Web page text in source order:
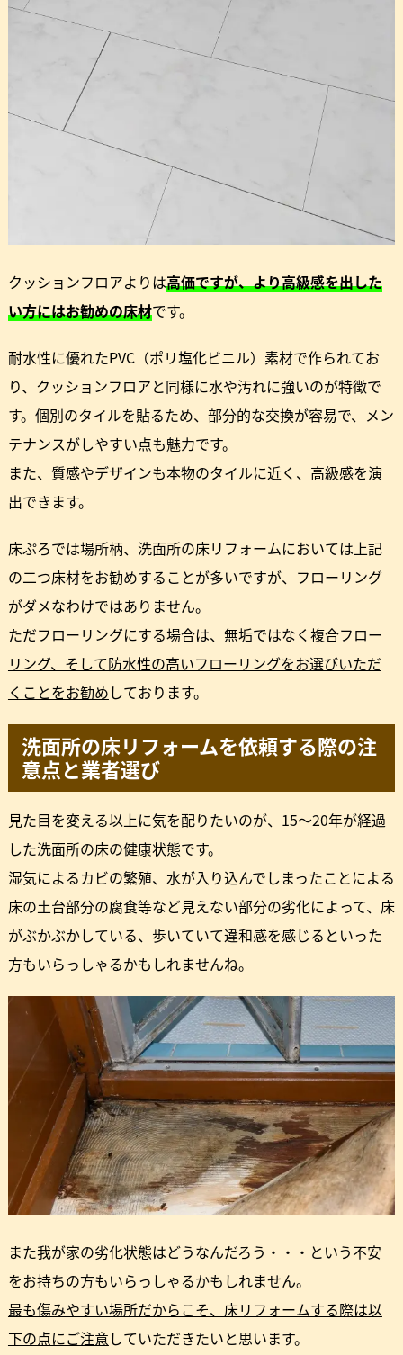
クッションフロアよりは高価ですが、より高級感を出した
い方にはお勧めの床材です。
耐水性に優れたPVC（ポリ塩化ビニル）素材で作られてお
り、クッションフロアと同様に水や汚れに強いのが特徴で
す。個別のタイルを貼るため、部分的な交換が容易で、メン
テナンスがしやすい点も魅力です。
また、質感やデザインも本物のタイルに近く、高級感を演
出できます。
床ぷろでは場所柄、洗面所の床リフォームにおいては上記
の二つ床材をお勧めすることが多いですが、フローリング
がダメなわけではありません。
ただフローリングにする場合は、無垢ではなく複合フロー
リング、そして防水性の高いフローリングをお選びいただ
くことをお勧めしております。
洗面所の床リフォームを依頼する際の注
意点と業者選び
見た目を変える以上に気を配りたいのが、15～20年が経過
した洗面所の床の健康状態です。
湿気によるカビの繁殖、水が入り込んでしまったことによる
床の土台部分の腐食等など見えない部分の劣化によって、床
がぶかぶかしている、歩いていて違和感を感じるといった
方もいらっしゃるかもしれませんね。
また我が家の劣化状態はどうなんだろう・・・という不安
をお持ちの方もいらっしゃるかもしれません。
最も傷みやすい場所だからこそ、床リフォームする際は以
下の点にご注意していただきたいと思います。